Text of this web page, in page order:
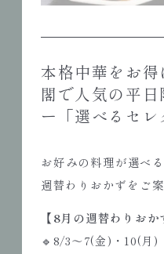
本格中華をお
閣で人気の平
ー「選べるセレ
お好みの料理が選べ
週替わりおかずをご
【8月の週替わりおか
🔹8/3～7(金)・10(月)